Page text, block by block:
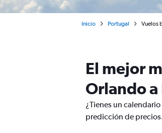
Inicio Portugal Vuelos
El mejor
Orlando a
¿Tienes un
predicción de